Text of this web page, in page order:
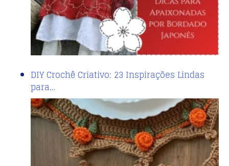
DIY Crochê Criativo: 23 Inspirações Lindas
para…